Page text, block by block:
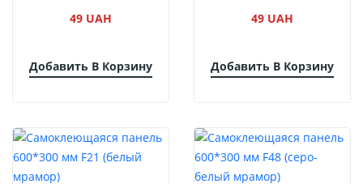
Мрамор)
49 UAH
Добавить В Корзину
49 UAH
Добавить В Корзину